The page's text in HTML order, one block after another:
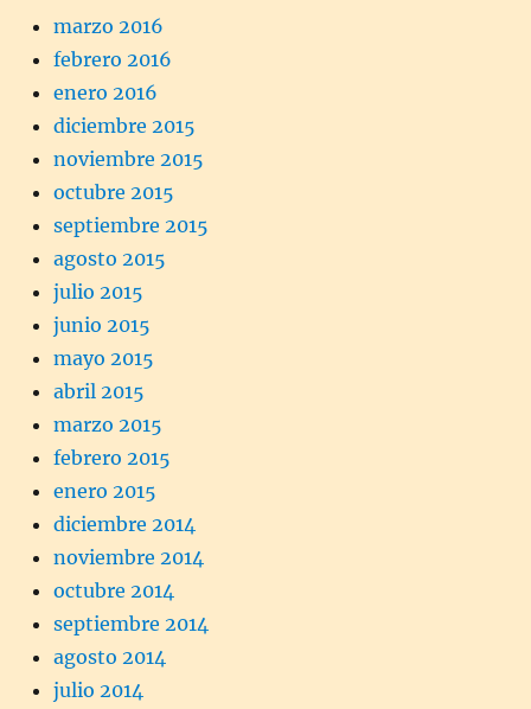
marzo 2016
febrero 2016
enero 2016
diciembre 2015
noviembre 2015
octubre 2015
septiembre 2015
agosto 2015
julio 2015
junio 2015
mayo 2015
abril 2015
marzo 2015
febrero 2015
enero 2015
diciembre 2014
noviembre 2014
octubre 2014
septiembre 2014
agosto 2014
julio 2014